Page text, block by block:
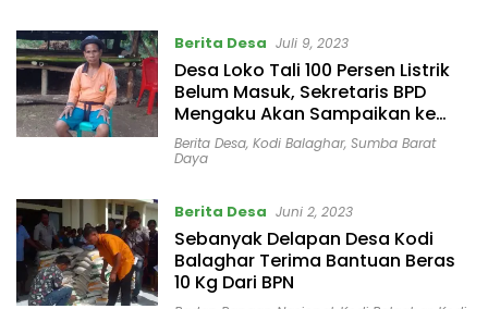
Berita Desa Juli 9, 2023
Desa Loko Tali 100 Persen Listrik
Belum Masuk, Sekretaris BPD
Mengaku Akan Sampaikan ke
Pemerintah
Berita Desa, Kodi Balaghar, Sumba Barat
Daya
Berita Desa Juni 2, 2023
Sebanyak Delapan Desa Kodi
Balaghar Terima Bantuan Beras
10 Kg Dari BPN